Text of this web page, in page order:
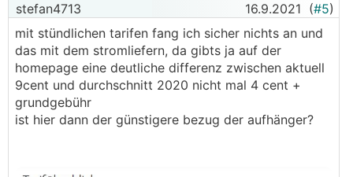
stefan4713 16.9.2021 (#5)
mit stündlichen tarifen fang ich sicher nichts an und
das mit dem stromliefern, da gibts ja auf der
homepage eine deutliche differenz zwischen aktuell
9cent und durchschnitt 2020 nicht mal 4 cent +
grundgebühr
ist hier dann der günstigere bezug der aufhänger?